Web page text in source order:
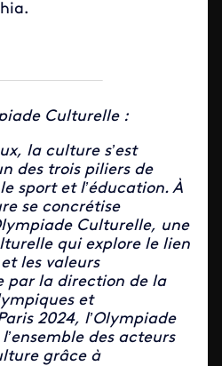
Culturelle :
la culture s’est
des trois piliers de
sport et l’éducation. À
se concrétise
Culturelle, une
qui explore le lien
les valeurs
par la direction de la
et
2024, l’Olympiade
des acteurs
grâce à